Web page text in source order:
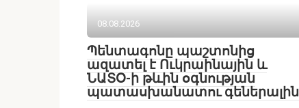
08.08.2026
Պենտագոնը պաշտոնից
ազատել է Ուկրաինային և
ՆԱՏՕ-ի թևին օգնության
պատասխանատու գեներալին